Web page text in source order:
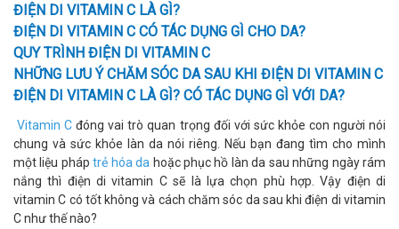
ĐIỆN DI VITAMIN C LÀ GÌ?
ĐIỆN DI VITAMIN C CÓ TÁC DỤNG GÌ CHO DA?
QUY TRÌNH ĐIỆN DI VITAMIN C
NHỮNG LƯU Ý CHĂM SÓC DA SAU KHI ĐIỆN DI VITAMIN C
ĐIỆN DI VITAMIN C LÀ GÌ? CÓ TÁC DỤNG GÌ VỚI DA?
Vitamin C đóng vai trò quan trọng đối với sức khỏe con người nói
chung và sức khỏe làn da nói riêng. Nếu bạn đang tìm cho mình
một liệu pháptrẻ hóa da hoặc phục hồ làn da sau những ngày rám
nắng thì điện di vitamin C sẽ là lựa chọn phù hợp. Vậy điện di
vitamin C có tốt không và cách chăm sóc da sau khi điện di vitamin
C như thế nào?